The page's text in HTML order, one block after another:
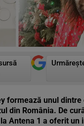
formează unul
din România. De
Antena 1 a oferit un